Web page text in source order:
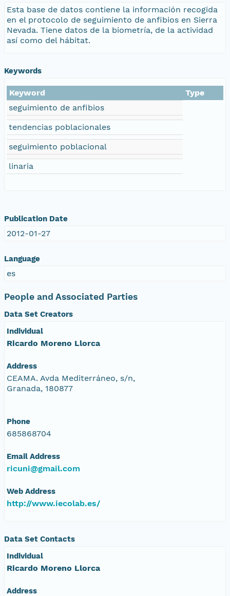
Esta base de datos contiene la información recogida
en el protocolo de seguimiento de anfibios en Sierra
Nevada. Tiene datos de la biometría, de la actividad
así como del hábitat.
Keywords
Keyword
Type
seguimiento de anfibios
tendencias poblacionales
seguimiento poblacional
linaria
Publication Date
2012-01-27
Language
es
People and Associated Parties
Data Set Creators
Individual
Ricardo Moreno Llorca
Address
CEAMA. Avda Mediterráneo, s/n,
Granada, 180877
Phone
685868704
Email Address
ricuni@gmail.com
Web Address
http://www.iecolab.es/
Data Set Contacts
Individual
Ricardo Moreno Llorca
Address